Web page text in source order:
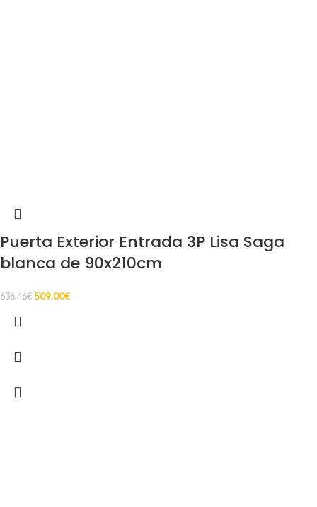
Puerta Exterior Entrada 3P Lisa Saga
blanca de 90x210cm
636.46€ 509.00€